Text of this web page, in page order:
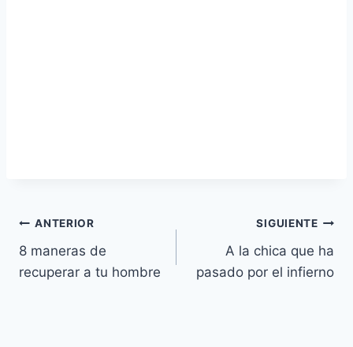
Navegación
de
ANTERIOR
8 maneras de
recuperar a tu hombre
SIGUIENTE
A la chica que ha
pasado por el infierno